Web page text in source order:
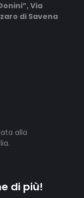
Via
di Savena
alla
di più!